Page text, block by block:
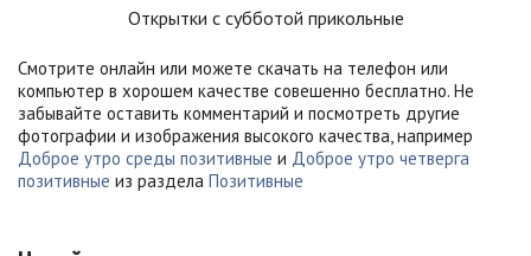
Открытки с субботой прикольные
Смотрите онлайн или можете скачать на телефон или
компьютер в хорошем качестве совешенно бесплатно. Не
забывайте оставить комментарий и посмотреть другие
фотографии и изображения высокого качества, например
Доброе утро среды позитивные и Доброе утро четверга
позитивные из раздела Позитивные